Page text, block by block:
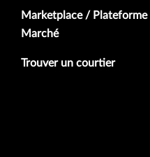
Marketplace / Plateforme
Marché
Trouver un courtier